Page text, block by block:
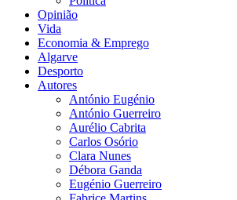
Opinião
Vida
Economia & Emprego
Algarve
Desporto
Autores
António Eugénio
António Guerreiro
Aurélio Cabrita
Carlos Osório
Clara Nunes
Débora Ganda
Eugénio Guerreiro